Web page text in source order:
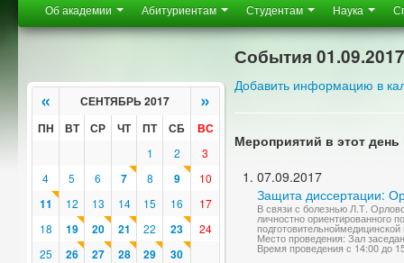
Об академии Абитуриентам Студентам Наука
« СЕНТЯБРЬ 2017 »
ПН ВТ СР ЧТ ПТ СБ ВС
1 2
3
4
5 6 7 8 9 10
11 12 13 14 15 16
17
18
19 20 21 22 23
24
25
26 27 28 29 30
События 01.09.2017
Добавить информацию в
Мероприятий в этот день
07.09.2017
Защита диссертации:
В связи с болезнью Л.Т.
личностно ориентированного
Место проведения: Зал
Время проведения с 14:00 до